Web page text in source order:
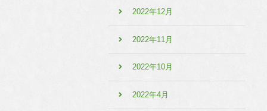
2022年12月
2022年11月
2022年10月
2022年4月